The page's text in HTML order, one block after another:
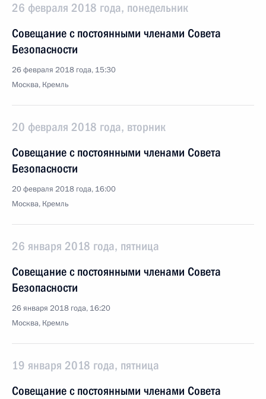
26 февраля 2018 года, понедельник
Совещание с постоянными членами Совета
Безопасности
26 февраля 2018 года, 15:30
Москва, Кремль
20 февраля 2018 года, вторник
Совещание с постоянными членами Совета
Безопасности
20 февраля 2018 года, 16:00
Москва, Кремль
26 января 2018 года, пятница
Совещание с постоянными членами Совета
Безопасности
26 января 2018 года, 16:20
Москва, Кремль
19 января 2018 года, пятница
Совещание с постоянными членами Совета